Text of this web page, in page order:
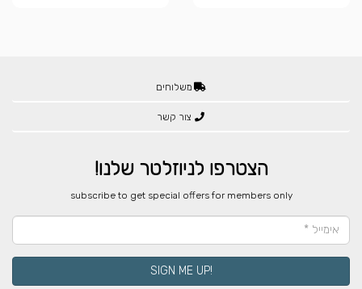
משלוחים
צור קשר
הצטרפו לניוזלטר שלנו!
​subscribe to get special offers for members only
!SIGN ME UP